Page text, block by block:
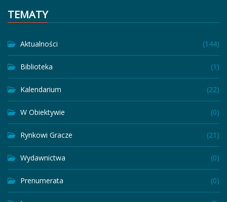
TEMATY
Aktualności (144)
Biblioteka (1)
Kalendarium (22)
W Obiektywie (0)
Rynkowi Gracze (21)
Wydawnictwa (0)
Prenumerata (0)